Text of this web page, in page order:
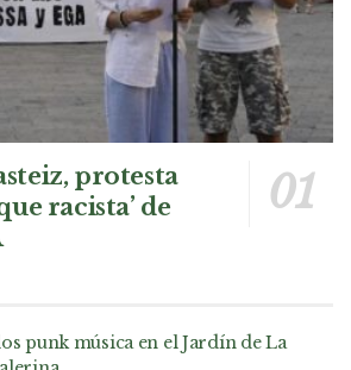
protesta
racista’ de
punk música en el Jardín de La